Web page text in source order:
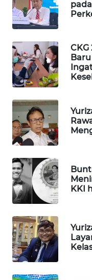
KKI
WAHANA
WAHANA
OTOMOTIF
WAHANA
HEALTH
WAHANA
WISATA
LAPAK
WAHANA
Wahana
Network
KONSUMEN
LISTRIK